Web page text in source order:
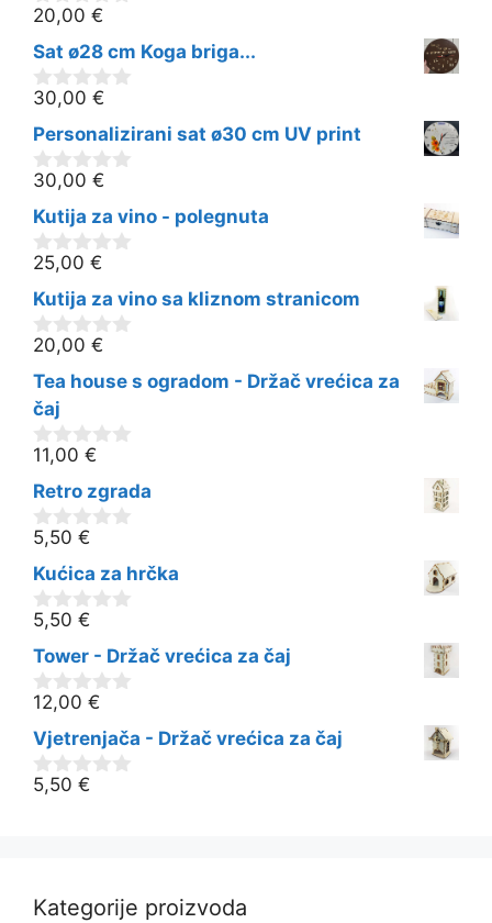
0
o
d
5
20,00 €
Sat ø28 cm Koga briga...
0
o
d
5
30,00 €
Personalizirani sat ø30 cm UV print
0
o
d
5
30,00 €
Kutija za vino - polegnuta
0
o
d
5
25,00 €
Kutija za vino sa kliznom stranicom
0
o
d
5
20,00 €
Tea house s ogradom - Držač vrećica za
čaj
0
o
d
5
11,00 €
Retro zgrada
0
o
d
5
5,50 €
Kućica za hrčka
0
o
d
5
5,50 €
Tower - Držač vrećica za čaj
0
o
d
5
12,00 €
Vjetrenjača - Držač vrećica za čaj
0
5,50 €
Kategorije proizvoda